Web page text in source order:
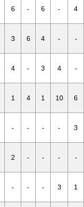
6 - 6 - 4
3 6 4 - -
4 - 3 4 -
1 4 1 10 6
- - - - 3
2 - - - -
- - - 3 1